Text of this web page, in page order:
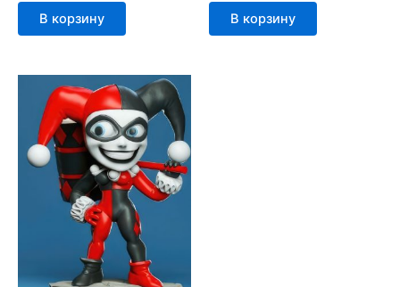
В корзину В корзину